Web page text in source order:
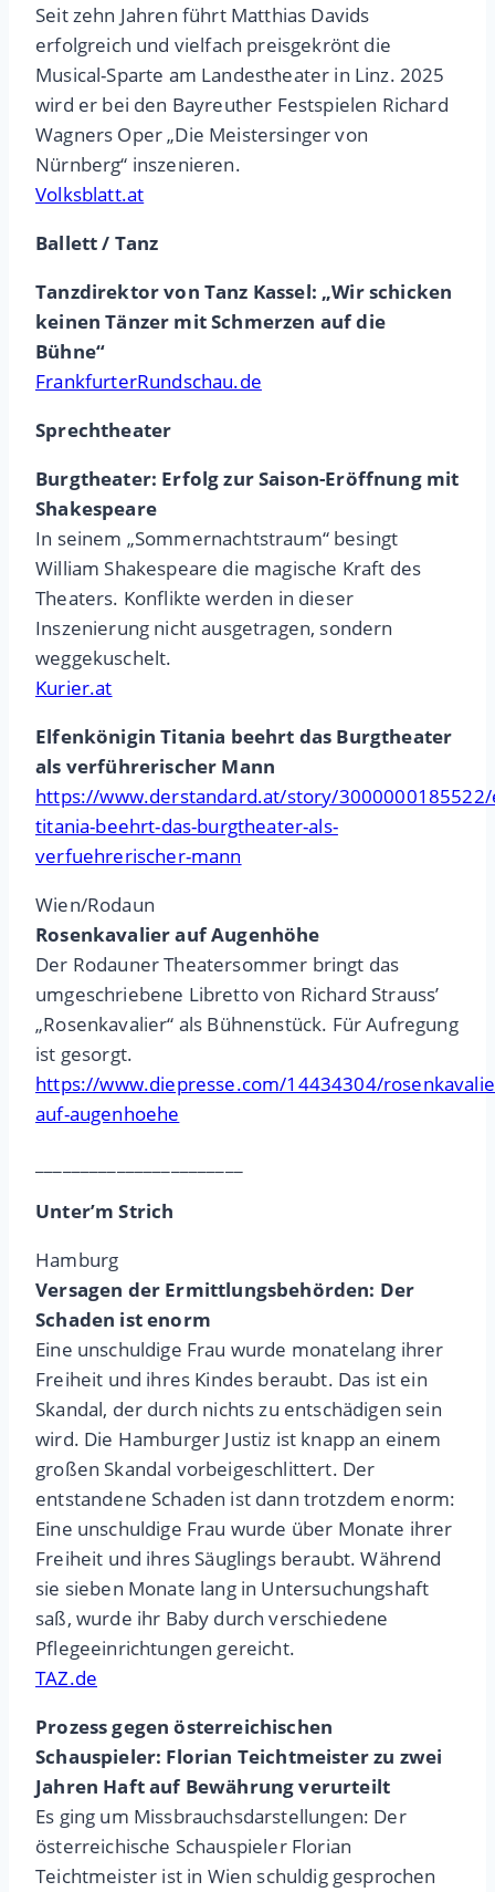
Seit zehn Jahren führt Matthias Davids
erfolgreich und vielfach preisgekrönt die
Musical-Sparte am Landestheater in Linz. 2025
wird er bei den Bayreuther Festspielen Richard
Wagners Oper „Die Meistersinger von
Nürnberg“ inszenieren.
Volksblatt.at
Ballett / Tanz
Tanzdirektor von Tanz Kassel: „Wir schicken
keinen Tänzer mit Schmerzen auf die
Bühne“
FrankfurterRundschau.de
Sprechtheater
Burgtheater: Erfolg zur Saison-Eröffnung mit
Shakespeare
In seinem „Sommernachtstraum“ besingt
William Shakespeare die magische Kraft des
Theaters. Konflikte werden in dieser
Inszenierung nicht ausgetragen, sondern
weggekuschelt.
Kurier.at
Elfenkönigin Titania beehrt das Burgtheater
als verführerischer Mann
https://www.derstandard.at/story/
titania-beehrt-das-burgtheater-als-
verfuehrerischer-mann
Wien/Rodaun
Rosenkavalier auf Augenhöhe
Der Rodauner Theatersommer bringt das
umgeschriebene Libretto von Richard Strauss’
„Rosenkavalier“ als Bühnenstück. Für Aufregung
ist gesorgt.
https://www.diepresse.com/14434304/
auf-augenhoehe
Unter’m Strich
Hamburg
Versagen der Ermittlungsbehörden: Der
Schaden ist enorm
Eine unschuldige Frau wurde monatelang ihrer
Freiheit und ihres Kindes beraubt. Das ist ein
Skandal, der durch nichts zu entschädigen sein
wird. Die Hamburger Justiz ist knapp an einem
großen Skandal vorbeigeschlittert. Der
entstandene Schaden ist dann trotzdem enorm:
Eine unschuldige Frau wurde über Monate ihrer
Freiheit und ihres Säuglings beraubt. Während
sie sieben Monate lang in Untersuchungshaft
saß, wurde ihr Baby durch verschiedene
Pflegeeinrichtungen gereicht.
TAZ.de
Prozess gegen österreichischen
Schauspieler: Florian Teichtmeister zu zwei
Jahren Haft auf Bewährung verurteilt
Es ging um Missbrauchsdarstellungen: Der
österreichische Schauspieler Florian
Teichtmeister ist in Wien schuldig gesprochen